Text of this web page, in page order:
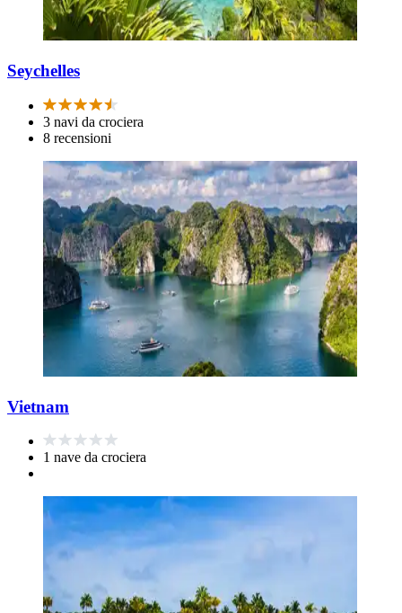
Seychelles
3 navi da crociera
8 recensioni
Vietnam
1 nave da crociera